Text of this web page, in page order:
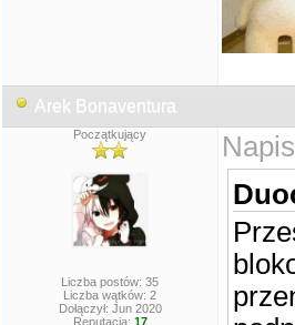
Arek Bonaventura
Początkujący
Liczba postów: 35
Liczba wątków: 2
Dołączył: Jun 2020
Reputacja: 17